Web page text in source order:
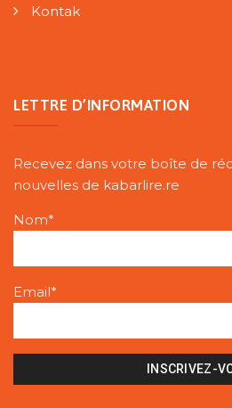
Kontak
LETTRE D’INFORMATION
Recevez dans votre boîte de
nouvelles de kabarlire.re
Nom*
Email*